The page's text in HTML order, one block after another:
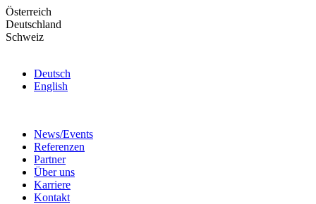
Skip
to
the
Österreich
Deutschland
Schweiz
Deutsch
English
News/Events
Referenzen
Partner
Über uns
Karriere
Kontakt